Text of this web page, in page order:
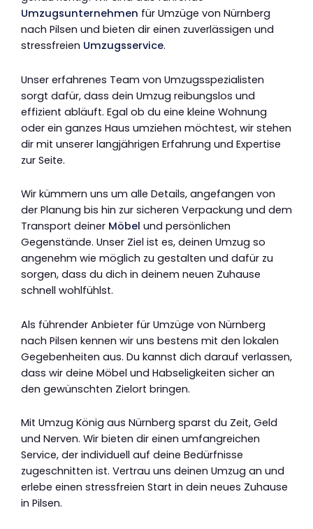
Umzugsunternehmen für Umzüge von Nürnberg
nach Pilsen und bieten dir einen zuverlässigen und
stressfreien Umzugsservice.
Unser erfahrenes Team von Umzugsspezialisten
sorgt dafür, dass dein Umzug reibungslos und
effizient abläuft. Egal ob du eine kleine Wohnung
oder ein ganzes Haus umziehen möchtest, wir stehen
dir mit unserer langjährigen Erfahrung und Expertise
zur Seite.
Wir kümmern uns um alle Details, angefangen von
der Planung bis hin zur sicheren Verpackung und dem
Transport deiner Möbel und persönlichen
Gegenstände. Unser Ziel ist es, deinen Umzug so
angenehm wie möglich zu gestalten und dafür zu
sorgen, dass du dich in deinem neuen Zuhause
schnell wohlfühlst.
Als führender Anbieter für Umzüge von Nürnberg
nach Pilsen kennen wir uns bestens mit den lokalen
Gegebenheiten aus. Du kannst dich darauf verlassen,
dass wir deine Möbel und Habseligkeiten sicher an
den gewünschten Zielort bringen.
Mit Umzug König aus Nürnberg sparst du Zeit, Geld
und Nerven. Wir bieten dir einen umfangreichen
Service, der individuell auf deine Bedürfnisse
zugeschnitten ist. Vertrau uns deinen Umzug an und
erlebe einen stressfreien Start in dein neues Zuhause
in Pilsen.